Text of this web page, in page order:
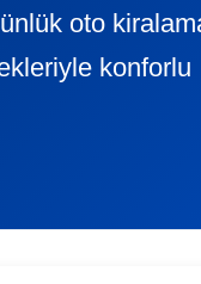
oto
konforlu